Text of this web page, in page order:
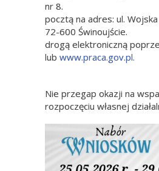
nr 8.
pocztą na adres: ul.
72-600 Świnoujście.
drogą elektroniczną
lub www.praca.gov.pl.
Nie przegap okazji na
rozpoczęciu własnej